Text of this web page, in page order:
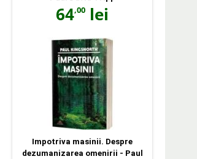
64,00 lei
Impotriva masinii. Despre
dezumanizarea omenirii - Paul